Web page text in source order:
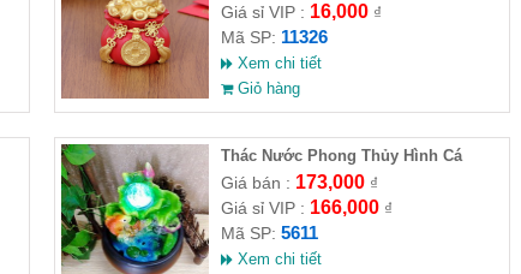
Giá sỉ VIP : 16,000₫
Mã SP: 11326
Xem chi tiết
Giỏ hàng
Thác Nước Phong Thủy Hình Cá
Giá bán : 173,000₫
Giá sỉ VIP : 166,000₫
Mã SP: 5611
Xem chi tiết